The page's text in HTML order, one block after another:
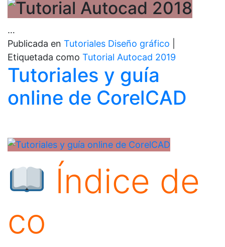
…
Publicada en Tutoriales Diseño gráfico
Etiquetada como Tutorial Autocad 2019
Tutoriales y guía
online de CorelCAD
Índice de
co